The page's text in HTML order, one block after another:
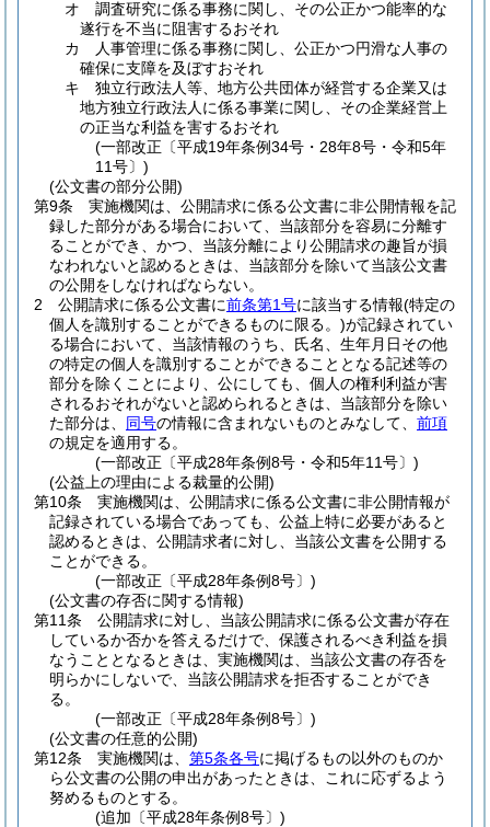
オ
調査研究に係る事務に関し、その公正かつ能率的な
遂行を不当に阻害するおそれ
カ
人事管理に係る事務に関し、公正かつ円滑な人事の
確保に支障を及ぼすおそれ
キ
独立行政法人等、地方公共団体が経営する企業又は
地方独立行政法人に係る事業に関し、その企業経営上
の正当な利益を害するおそれ
(一部改正〔平成19年条例34号・28年8号・令和5年
11号〕)
(公文書の部分公開)
第9条
実施機関は、公開請求に係る公文書に非公開情報を記
録した部分がある場合において、当該部分を容易に分離す
ることができ、かつ、当該分離により公開請求の趣旨が損
なわれないと認めるときは、当該部分を除いて当該公文書
の公開をしなければならない。
2
公開請求に係る公文書に前条第1号に該当する情報(特定の
個人を識別することができるものに限る。)が記録されてい
る場合において、当該情報のうち、氏名、生年月日その他
の特定の個人を識別することができることとなる記述等の
部分を除くことにより、公にしても、個人の権利利益が害
されるおそれがないと認められるときは、当該部分を除い
た部分は、 同号の情報に含まれないものとみなして、 前項
の規定を適用する。
(一部改正〔平成28年条例8号・令和5年11号〕)
(公益上の理由による裁量的公開)
第10条
実施機関は、公開請求に係る公文書に非公開情報が
記録されている場合であっても、公益上特に必要があると
認めるときは、公開請求者に対し、当該公文書を公開する
ことができる。
(一部改正〔平成28年条例8号〕)
(公文書の存否に関する情報)
第11条
公開請求に対し、当該公開請求に係る公文書が存在
しているか否かを答えるだけで、保護されるべき利益を損
なうこととなるときは、実施機関は、当該公文書の存否を
明らかにしないで、当該公開請求を拒否することができ
る。
(一部改正〔平成28年条例8号〕)
(公文書の任意的公開)
第12条
実施機関は、 第5条各号に掲げるもの以外のものか
ら公文書の公開の申出があったときは、これに応ずるよう
努めるものとする。
(追加〔平成28年条例8号〕)